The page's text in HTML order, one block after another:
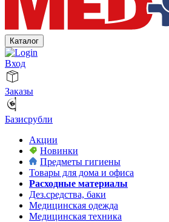
Каталог
Вход
Заказы
Базисрубли
Акции
Новинки
Предметы гигиены
Товары для дома и офиса
Расходные материалы
Дез.средства, баки
Медицинская одежда
Медицинская техника